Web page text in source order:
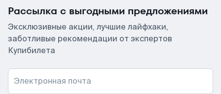
Рассылка с выгодными предложениями
Эксклюзивные акции, лучшие лайфхаки,
заботливые рекомендации от экспертов
Купибилета
Электронная почта